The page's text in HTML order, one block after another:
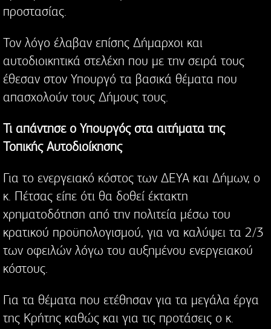
προστασίας.
Τον λόγο έλαβαν επίσης Δήμαρχοι και
αυτοδιοικητικά στελέχη που με την σειρά τους
έθεσαν στον Υπουργό τα βασικά θέματα που
απασχολούν τους Δήμους τους.
Τι απάντησε ο Υπουργός στα αιτήματα της
Τοπικής Αυτοδιοίκησης
Για το ενεργειακό κόστος των ΔΕΥΑ και Δήμων, ο
κ. Πέτσας είπε ότι θα δοθεί έκτακτη
χρηματοδότηση από την πολιτεία μέσω του
κρατικού προϋπολογισμού, για να καλύψει τα 2/3
των οφειλών λόγω του αυξημένου ενεργειακού
κόστους.
Για τα θέματα που ετέθησαν για τα μεγάλα έργα
της Κρήτης καθώς και για τις προτάσεις ο κ.